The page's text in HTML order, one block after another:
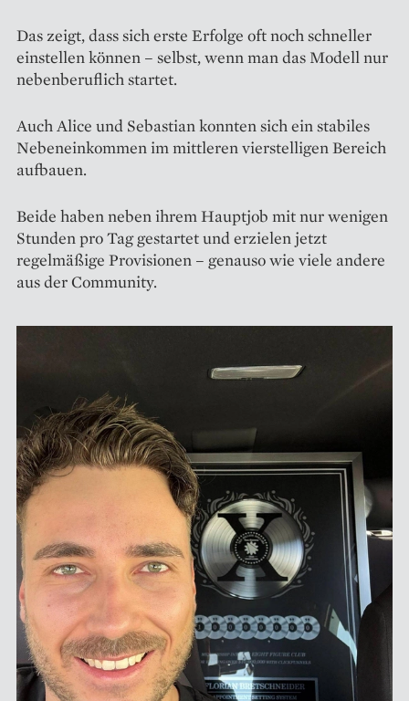
Das zeigt, dass sich erste Erfolge oft noch schneller
einstellen können – selbst, wenn man das Modell nur
nebenberuflich startet.
Auch Alice und Sebastian konnten sich ein stabiles
Nebeneinkommen im mittleren vierstelligen Bereich
aufbauen.
Beide haben neben ihrem Hauptjob mit nur wenigen
Stunden pro Tag gestartet und erzielen jetzt
regelmäßige Provisionen – genauso wie viele andere
aus der Community.